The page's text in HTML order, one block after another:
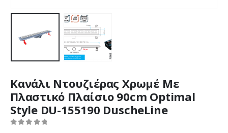
Κανάλι Ντουζιέρας Χρωμέ Με
Πλαστικό Πλαίσιο 90cm Optimal
Style DU-155190 DuscheLine